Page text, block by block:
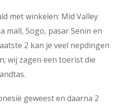
met winkelen: Mid Valley
mall, Sogo, pasar Senin en
2 kan je veel nepdingen
wij zagen een toerist die
geweest en daarna 2